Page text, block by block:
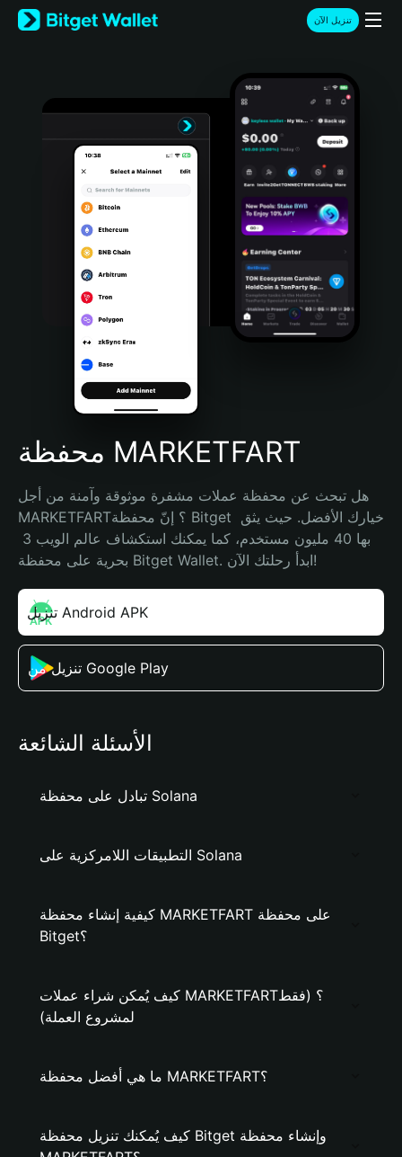
English
日本語
Türkçe
Português (Portugal)
Bahasa Indonesia
Português (Brasil)
Español (Argentina)
تنزيل الآن
محفظة MARKETFART
هل تبحث عن محفظة عملات مشفرة موثوقة وآمنة من أجل
MARKETFART؟ إنّ محفظة Bitget خيارك الأفضل. حيث يثق
بحرية على محفظة Bitget Wallet. ابدأ رحلتك الآن!
تنزيل Android APK
تنزيل من Google Play
الأسئلة الشائعة
تبادل على محفظة Solana
التطبيقات اللامركزية على Solana
كيفية إنشاء محفظة MARKETFART على محفظة
Bitget؟
كيف يُمكن شراء عملات MARKETFART؟ (فقط
لمشروع العملة)
ما هي أفضل محفظة MARKETFART؟
كيف يُمكنك تنزيل محفظة Bitget وإنشاء محفظة